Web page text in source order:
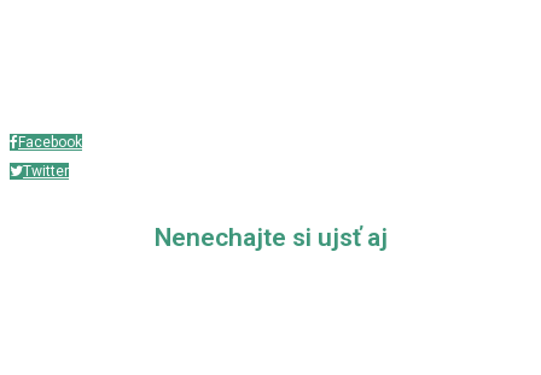
Facebook
Twitter
Nenechajte si ujsť aj